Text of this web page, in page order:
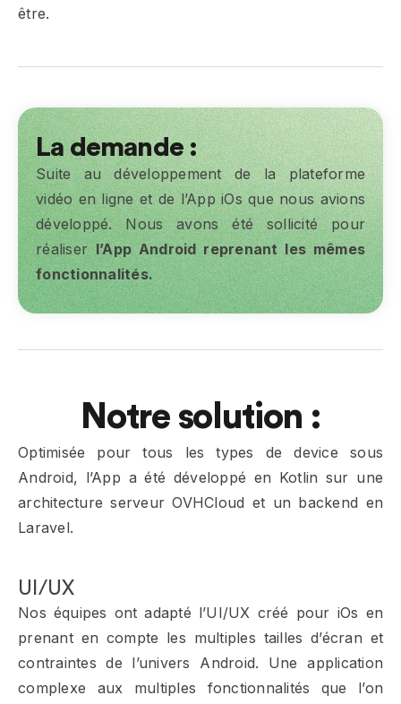
être.
La demande :
Suite au développement de la plateforme
vidéo en ligne et de l’App iOs que nous avions
développé. Nous avons été sollicité pour
réaliser l’App Android reprenant les mêmes
fonctionnalités.
Notre solution :
Optimisée pour tous les types de device sous
Android, l’App a été développé en Kotlin sur une
architecture serveur OVHCloud et un backend en
Laravel.
UI/UX
Nos équipes ont adapté l’UI/UX créé pour iOs en
prenant en compte les multiples tailles d’écran et
contraintes de l’univers Android. Une application
complexe aux multiples fonctionnalités que l’on